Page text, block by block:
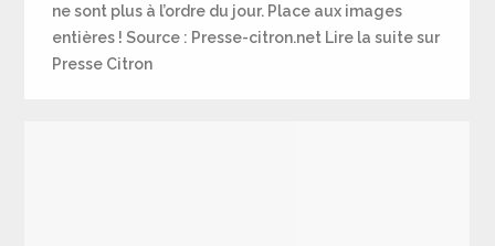
ne sont plus à l’ordre du jour. Place aux images
entières ! Source : Presse-citron.net Lire la suite sur
Presse Citron